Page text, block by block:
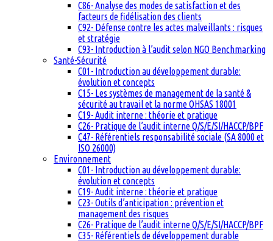
C86- Analyse des modes de satisfaction et des
facteurs de fidélisation des clients
C92- Défense contre les actes malveillants : risques
et stratégie
C93- Introduction à l’audit selon NGO Benchmarking
Santé-Sécurité
C01- Introduction au développement durable:
évolution et concepts
C15- Les systèmes de management de la santé &
sécurité au travail et la norme OHSAS 18001
C19- Audit interne : théorie et pratique
C26- Pratique de l’audit interne Q/S/E/SI/HACCP/BPF
C47- Référentiels responsabilité sociale (SA 8000 et
ISO 26000)
Environnement
C01- Introduction au développement durable:
évolution et concepts
C19- Audit interne : théorie et pratique
C23- Outils d’anticipation : prévention et
management des risques
C26- Pratique de l’audit interne Q/S/E/SI/HACCP/BPF
C35- Référentiels de développement durable